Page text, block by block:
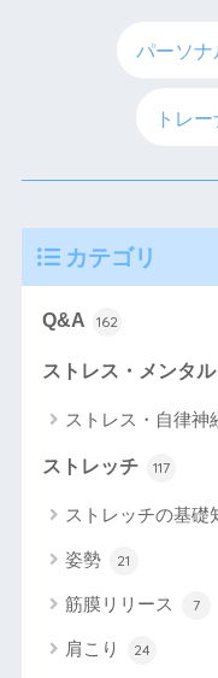
パーソナ
トレ
カテゴリ
Q&A 162
ストレス・メンタル
ストレス・自律神
ストレッチ 117
ストレッチの基礎
姿勢 21
筋膜リリース 7
肩こり 24